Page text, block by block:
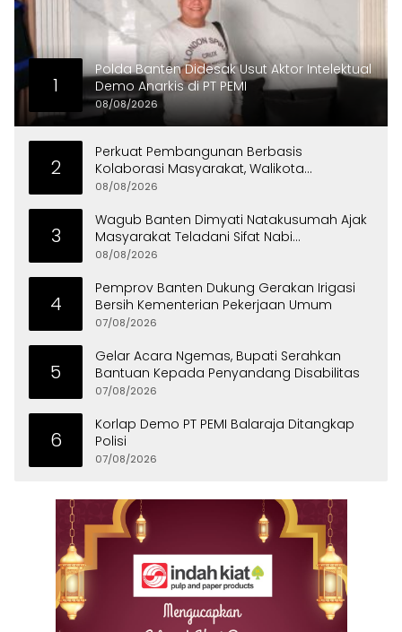
1
Polda Banten Didesak Usut Aktor Intelektual
Demo Anarkis di PT PEMI
08/08/2026
2
Perkuat Pembangunan Berbasis
Kolaborasi Masyarakat, Walikota
Tangerang Raih LPM Award 2026
08/08/2026
3
Wagub Banten Dimyati Natakusumah Ajak
Masyarakat Teladani Sifat Nabi
Muhammad
08/08/2026
4
Pemprov Banten Dukung Gerakan Irigasi
Bersih Kementerian Pekerjaan Umum
07/08/2026
5
Gelar Acara Ngemas, Bupati Serahkan
Bantuan Kepada Penyandang Disabilitas
07/08/2026
6
Korlap Demo PT PEMI Balaraja Ditangkap
Polisi
07/08/2026